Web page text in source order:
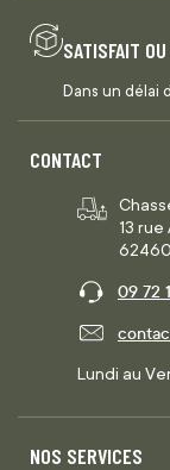
SATISFAIT
Dans un délai
CONTACT
13
09 72
Lundi au
NOS SERVICES